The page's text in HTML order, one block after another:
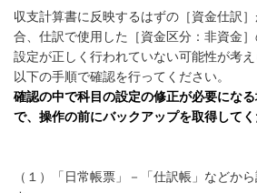
収支計算書に反映するはずの［資金仕訳
合、仕訳で使用した［資金区分：非資金
設定が正しく行われていない可能性が考え
以下の手順で確認を行ってください。
確認の中で科目の設定の修正が必要にな
で、操作の前にバックアップを取得してく
（１）「日常帳票」－「仕訳帳」などか